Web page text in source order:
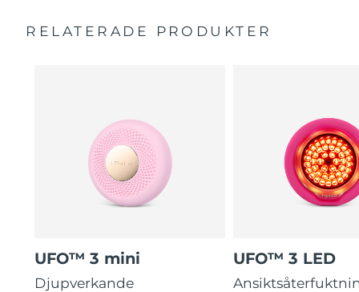
Kliniska undersökningar visar att fuktnivån ökar med
2 års garanti (Spanien, Portugal, Sverige: 3 års garanti)
RELATERADE PRODUKTER
UFO™ 3 mini
Djupverkande
UFO™ 3 LED